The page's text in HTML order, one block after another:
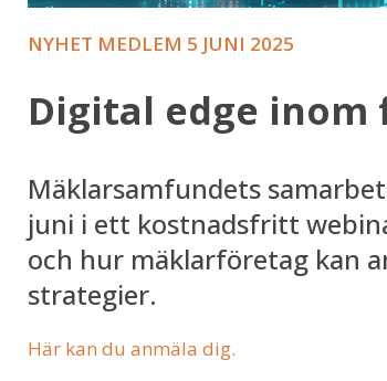
NYHET MEDLEM 5 JUNI 2025
Digital edge inom
Mäklarsamfundets
juni i ett kostnadsfritt
och hur mäklarföretag kan
strategier.
Här kan du anmäla dig.